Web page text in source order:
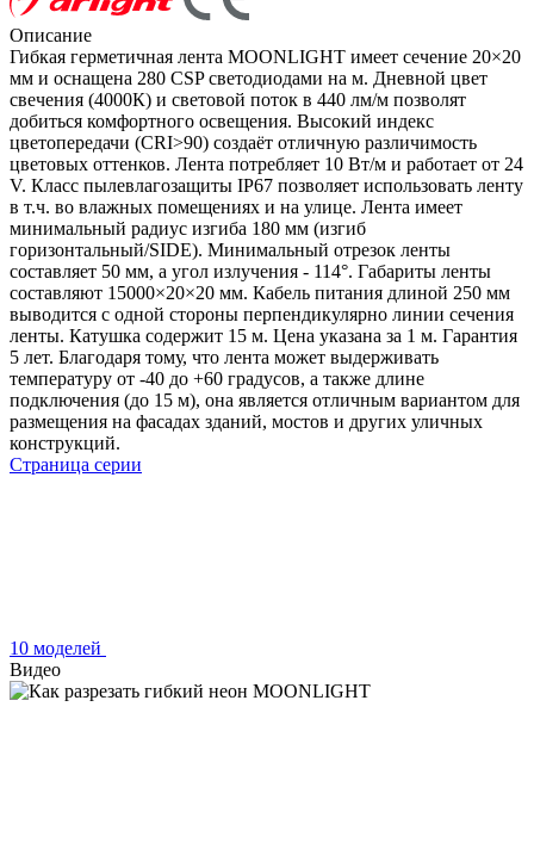
Описание
Гибкая герметичная лента MOONLIGHT имеет сечение 20×20
мм и оснащена 280 CSP светодиодами на м. Дневной цвет
свечения (4000К) и световой поток в 440 лм/м позволят
добиться комфортного освещения. Высокий индекс
цветопередачи (CRI>90) создаёт отличную различимость
цветовых оттенков. Лента потребляет 10 Вт/м и работает от 24
V. Класс пылевлагозащиты IP67 позволяет использовать ленту
в т.ч. во влажных помещениях и на улице. Лента имеет
минимальный радиус изгиба 180 мм (изгиб
горизонтальный/SIDE). Минимальный отрезок ленты
составляет 50 мм, а угол излучения - 114°. Габариты ленты
составляют 15000×20×20 мм. Кабель питания длиной 250 мм
выводится с одной стороны перпендикулярно линии сечения
ленты. Катушка содержит 15 м. Цена указана за 1 м. Гарантия
5 лет. Благодаря тому, что лента может выдерживать
температуру от -40 до +60 градусов, а также длине
подключения (до 15 м), она является отличным вариантом для
размещения на фасадах зданий, мостов и других уличных
конструкций.
Страница серии
10 моделей
Видео